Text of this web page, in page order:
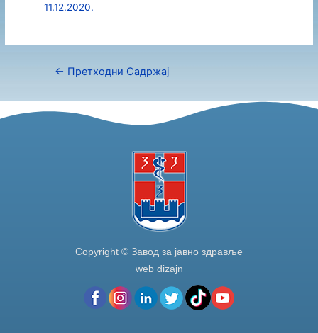
11.12.2020.
← Претходни Садржај
Copyright © Завод за јавно здравље
web dizajn